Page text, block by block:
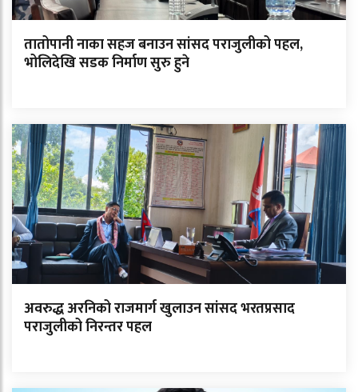
तातोपानी नाका सहज बनाउन सांसद पराजुलीको पहल,
भोलिदेखि सडक निर्माण सुरु हुने
अवरुद्ध अरनिको राजमार्ग खुलाउन सांसद भरतप्रसाद
पराजुलीको निरन्तर पहल